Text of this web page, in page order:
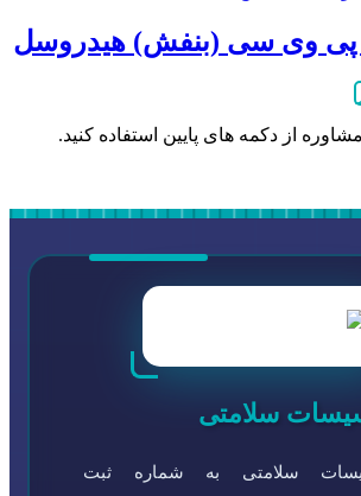
پی وی سی (بنفش) هیدروسل
از دکمه های پایین استفاده کنید.
سلامتی
سلامتی به شماره ثبت